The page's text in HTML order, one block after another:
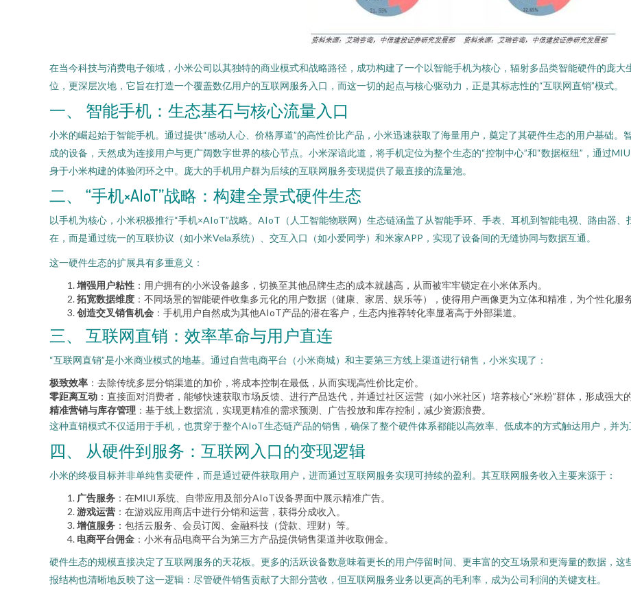
在当今科技与消费电子领域，小米公司以其独特的商业模式和战略路径，成功构建了一个以智能手机为核心，辐射多品类智能硬件的庞
位，更深层次地，它旨在打造一个覆盖数亿用户的互联网服务入口，而这一切的起点与核心驱动力，正是其标志性的“互联网直销”模式。
一、 智能手机：生态基石与核心流量入口
小米的崛起始于智能手机。通过提供“感动人心、价格厚道”的高性价比产品，小米迅速获取了海量用户，奠定了其硬件生态的用户基础
成的设备，天然成为连接用户与更广阔数字世界的核心节点。小米深谙此道，将手机定位为整个生态的“控制中心”和“数据枢纽”，通过
身于小米构建的体验闭环之中。庞大的手机用户群为后续的互联网服务变现提供了最直接的流量池。
二、 “手机×AIoT”战略：构建全景式硬件生态
以手机为核心，小米积极推行“手机×AIoT”战略。AIoT（人工智能物联网）生态链涵盖了从智能手环、手表、耳机到智能电视、路由器
在，而是通过统一的互联协议（如小米Vela系统）、交互入口（如小爱同学）和米家APP，实现了设备间的无缝协同与数据互通。
这一硬件生态的扩展具有多重意义：
增强用户粘性 ：用户拥有的小米设备越多，切换至其他品牌生态的成本就越高，从而被牢牢锁定在小米体系内。
拓宽数据维度 ：不同场景的智能硬件收集多元化的用户数据（健康、家居、娱乐等），使得用户画像更为立体和精准，为个性化服
创造交叉销售机会 ：手机用户自然成为其他AIoT产品的潜在客户，生态内推荐转化率显著高于外部渠道。
三、 互联网直销：效率革命与用户直连
“互联网直销”是小米商业模式的地基。通过自营电商平台（小米商城）和主要第三方线上渠道进行销售，小米实现了：
极致效率 ：去除传统多层分销渠道的加价，将成本控制在最低，从而实现高性价比定价。
零距离互动 ：直接面对消费者，能够快速获取市场反馈、进行产品迭代，并通过社区运营（如小米社区）培养核心“米粉”群体，形成强大
精准营销与库存管理 ：基于线上数据流，实现更精准的需求预测、广告投放和库存控制，减少资源浪费。
这种直销模式不仅适用于手机，也贯穿于整个AIoT生态链产品的销售，确保了整个硬件体系都能以高效率、低成本的方式触达用户，并为
四、 从硬件到服务：互联网入口的变现逻辑
小米的终极目标并非单纯售卖硬件，而是通过硬件获取用户，进而通过互联网服务实现可持续的盈利。其互联网服务收入主要来源于：
广告服务 ：在MIUI系统、自带应用及部分AIoT设备界面中展示精准广告。
游戏运营 ：在游戏应用商店中进行分销和运营，获得分成收入。
增值服务 ：包括云服务、会员订阅、金融科技（贷款、理财）等。
电商平台佣金 ：小米有品电商平台为第三方产品提供销售渠道并收取佣金。
硬件生态的规模直接决定了互联网服务的天花板。更多的活跃设备数意味着更长的用户停留时间、更丰富的交互场景和更海量的数据，
报结构也清晰地反映了这一逻辑：尽管硬件销售贡献了大部分营收，但互联网服务业务以更高的毛利率，成为公司利润的关键支柱。